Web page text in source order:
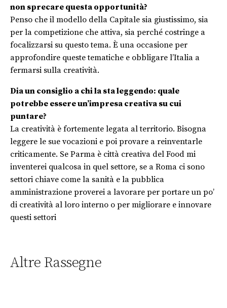
non sprecare questa opportunità?
Penso che il modello della Capitale sia giustissimo, sia
per la competizione che attiva, sia perché costringe a
focalizzarsi su questo tema. È una occasione per
approfondire queste tematiche e obbligare l’Italia a
fermarsi sulla creatività.
Dia un consiglio a chi la sta leggendo: quale
potrebbe essere un’impresa creativa su cui
puntare?
La creatività è fortemente legata al territorio. Bisogna
leggere le sue vocazioni e poi provare a reinventarle
criticamente. Se Parma è città creativa del Food mi
inventerei qualcosa in quel settore, se a Roma ci sono
settori chiave come la sanità e la pubblica
amministrazione proverei a lavorare per portare un po’
di creatività al loro interno o per migliorare e innovare
questi settori
Altre Rassegne